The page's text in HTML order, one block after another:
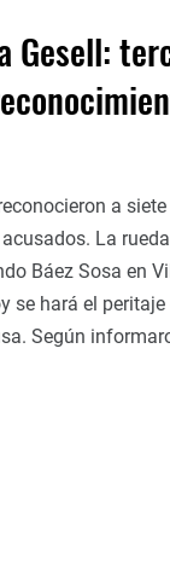
Gesell:
a
La
Báez Sosa en
se hará el
Según